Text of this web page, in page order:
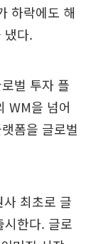
하락에도 해
냈다.
벌 투자 플
WM을 넘어
폼을 글로벌
최초로 글
시한다. 글로